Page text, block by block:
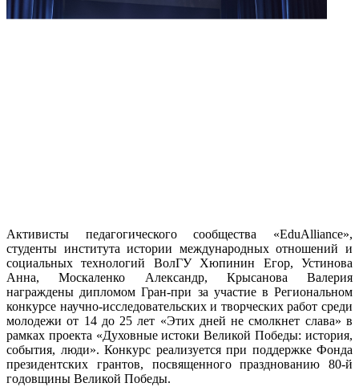
Активисты педагогического сообщества «EduAlliance»,
студенты института истории международных отношений и
социальных технологий ВолГУ Хюпинин Егор, Устинова
Анна, Москаленко Александр, Крысанова Валерия
награждены дипломом Гран-при за участие в Региональном
конкурсе научно-исследовательских и творческих работ среди
молодежи от 14 до 25 лет «Этих дней не смолкнет слава» в
рамках проекта «Духовные истоки Великой Победы: история,
события, люди». Конкурс реализуется при поддержке Фонда
президентских грантов, посвященного празднованию 80-й
годовщины Великой Победы.